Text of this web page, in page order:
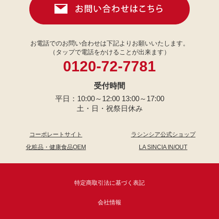
お電話でのお問い合わせは下記よりお願いいたします。
（タップで電話をかけることが出来ます）
0120-72-7781
受付時間
平日：10:00～12:00 13:00～17:00
土・日・祝祭日休み
コーポレートサイト
ラシンシア公式ショップ
化粧品・健康食品OEM
LA SINCIA IN/OUT
特定商取引法に基づく表記
会社情報